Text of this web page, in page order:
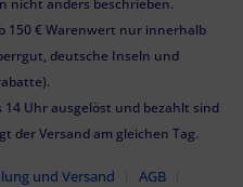
nicht anders beschrieben.
150 € Warenwert nur innerhalb
deutsche Inseln und
14 Uhr ausgelöst und bezahlt sind
der Versand am gleichen Tag.
und Versand
AGB